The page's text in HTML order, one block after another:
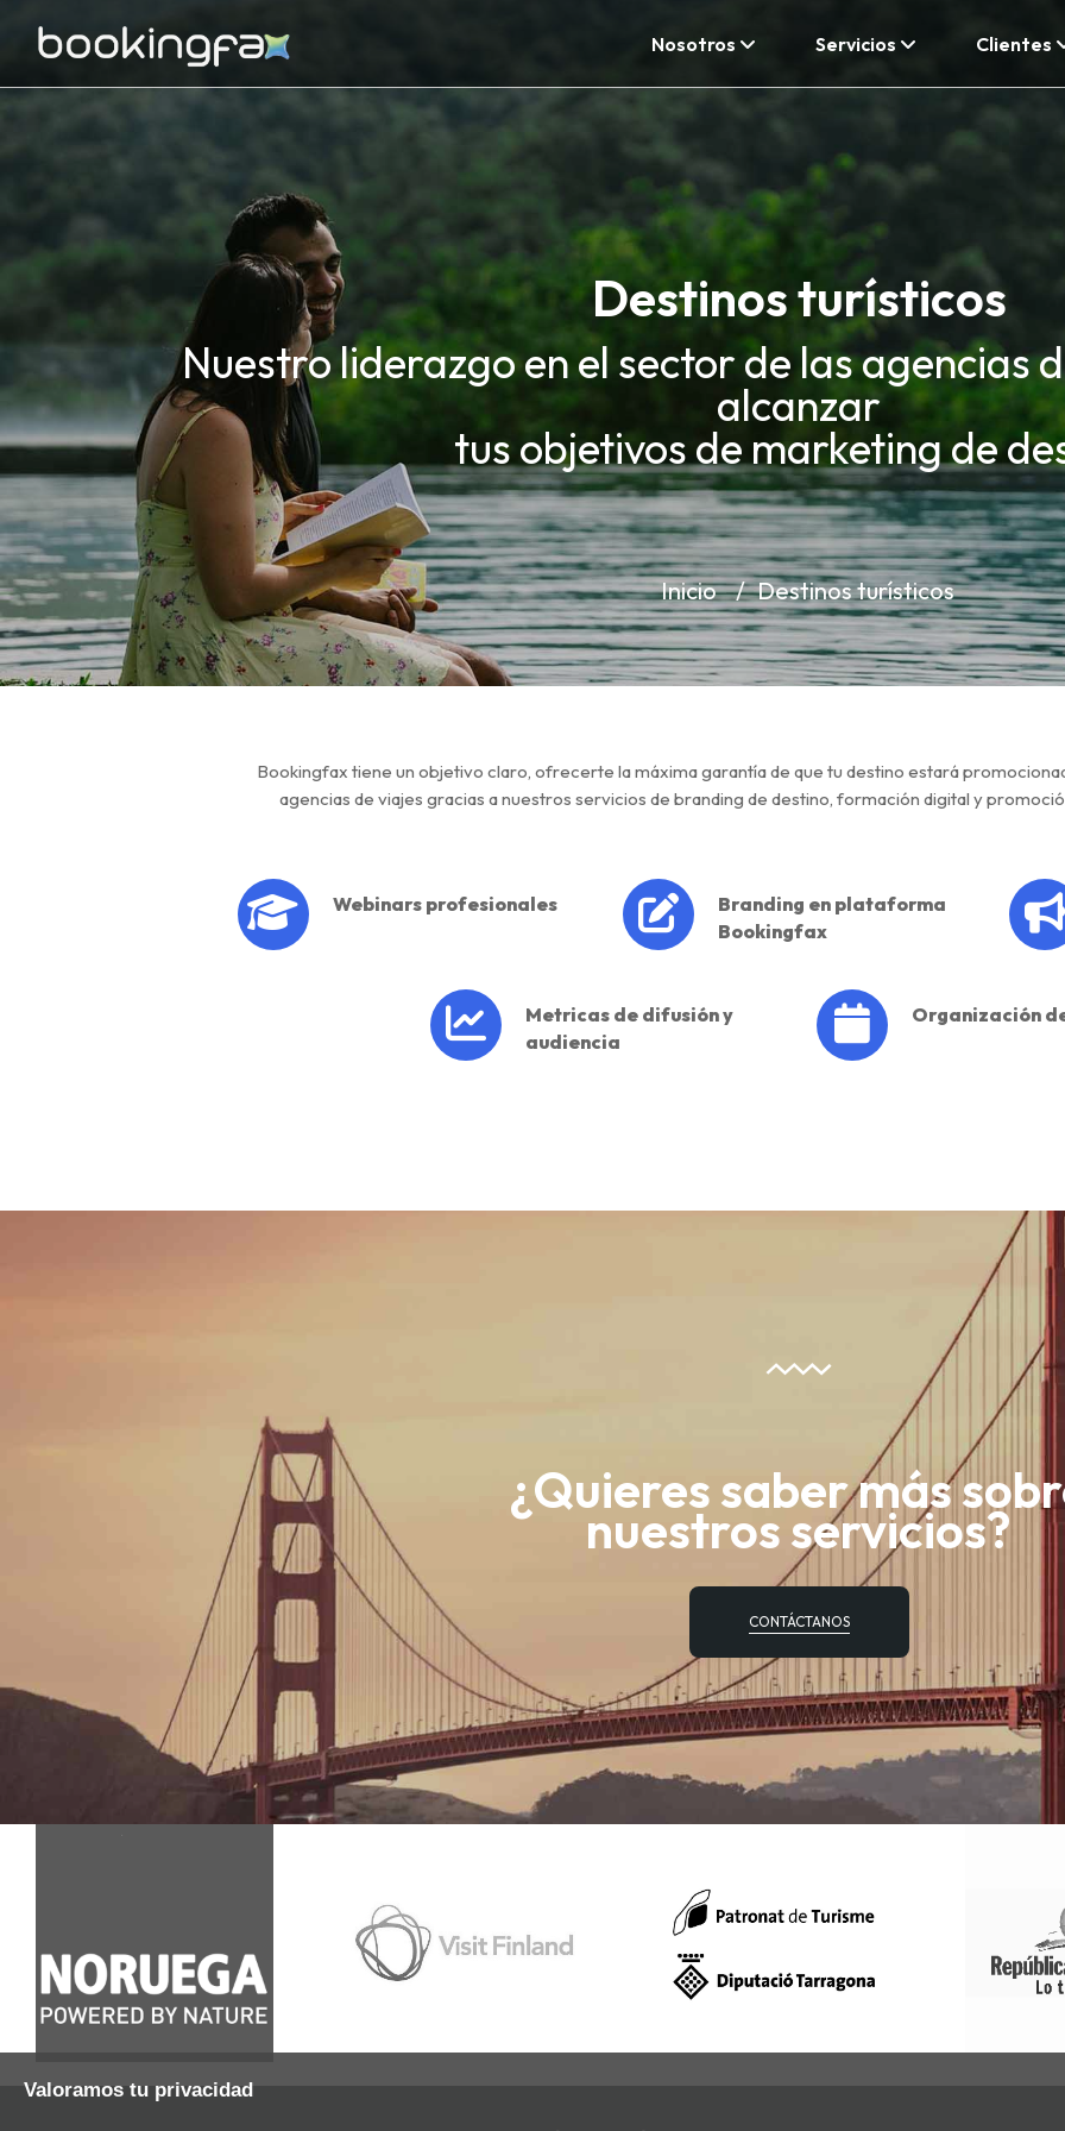
Nosotros Servicios Clientes
Destinos turísticos
Nuestro liderazgo en el sector de las agencias
alcanzar
tus objetivos de marketing de
Inicio Destinos turísticos
Bookingfax tiene un objetivo claro, ofrecerte la máxima garantía de que tu destino estará
agencias de viajes gracias a nuestros servicios de branding de destino, formación digital y
Webinars profesionales
Branding en plataforma
Bookingfax
Metricas de difusión y
audiencia
Organización
¿Quieres saber más
nuestros servicios?
CONTÁCTANOS
Valoramos tu privacidad